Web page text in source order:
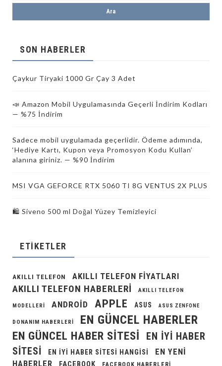
SON HABERLER
Çaykur Tiryaki 1000 Gr Çay 3 Adet
📣 Amazon Mobil Uygulamasında Geçerli İndirim Kodları
— %75 İndirim
Sadece mobil uygulamada geçerlidir. Ödeme adımında,
‘Hediye Kartı, Kupon veya Promosyon Kodu Kullan’
alanına giriniz. — %90 İndirim
MSI VGA GEFORCE RTX 5060 TI 8G VENTUS 2X PLUS
🛍️ Siveno 500 ml Doğal Yüzey Temizleyici
ETIKETLER
AKILLI TELEFON AKILLI TELEFON FIYATLARI
AKILLI TELEFON HABERLERI AKILLI TELEFON
MODELLERI ANDROID APPLE ASUS ASUS ZENFONE
DONANIM HABERLERI EN GÜNCEL HABERLER
EN GÜNCEL HABER SITESI
EN IYI HABER
SITESI
EN IYI HABER SITESI HANGISI
EN YENI
HABERLER
FACEBOOK FACEBOOK HABERLERI